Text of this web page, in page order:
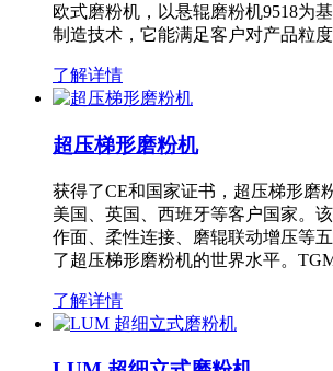
欧式磨粉机，以悬辊磨粉机9518为
制造技术，它能满足客户对产品粒
了解详情
超压梯形磨粉机
获得了CE和国家证书，超压梯形磨
美国、英国、西班牙等客户国家。
作面、柔性连接、磨辊联动增压等
了超压梯形磨粉机的世界水平。
了解详情